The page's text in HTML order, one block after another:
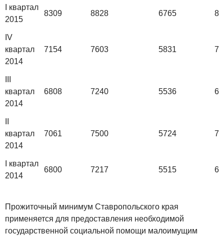
I квартал
2015
8309 8828 6765
IV
квартал
2014
7154 7603 5831
квартал
2014
6808 7240 5536
квартал
2014
7061 7500 5724
I квартал
2014
6800 7217 5515
Прожиточный минимум Ставропольского края
применяется для предоставления необходимой
государственной социальной помощи малоимущим